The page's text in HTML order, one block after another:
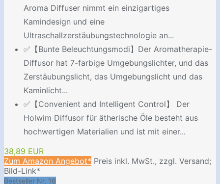
Aroma Diffuser nimmt ein einzigartiges
Kamindesign und eine
Ultraschallzerstäubungstechnologie an...
✅【Bunte Beleuchtungsmodi】Der Aromatherapie-
Diffusor hat 7-farbige Umgebungslichter, und das
Zerstäubungslicht, das Umgebungslicht und das
Kaminlicht...
✅【Convenient and Intelligent Control】 Der
Holwim Diffusor für ätherische Öle besteht aus
hochwertigen Materialien und ist mit einer...
38,89 EUR
Zum Amazon Angebot* Preis inkl. MwSt., zzgl. Versand;
Bild-Link*
Bestseller Nr. 16